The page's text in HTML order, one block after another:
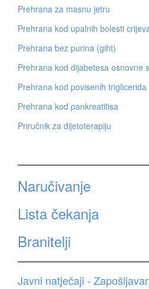
Prehrana za masnu jetru
Prehrana kod upalnih bolesti
Prehrana bez purina (giht)
Prehrana kod dijabetesa osnovne
Prehrana kod povisenih
Prehrana kod pankreatitisa
Priručnik za dijetoterapiju
Naručivanje
Lista čekanja
Branitelji
Javni natječaji -